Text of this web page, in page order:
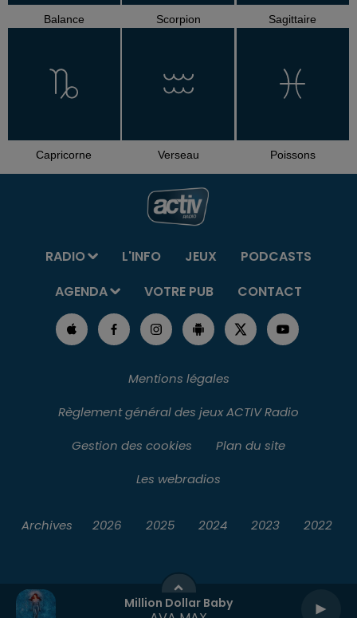
Million Dollar Baby
Balance Scorpion Sagittaire
Capricorne Verseau Poissons
RADIO L'INFO JEUX
PODCASTS
AGENDA
VOTRE PUB CONTACT
Mentions légales
Règlement général des jeux ACTIV Radio
Gestion des cookies
Plan du site
Les webradios
Archives 2026 2025 2024 2023 2022